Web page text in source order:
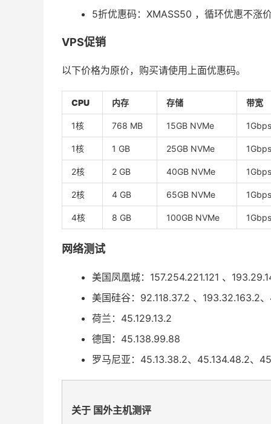
5折优惠码：XMASS50 ，循环优惠不涨
VPS促销
以下价格为原价，购买请使用上面优惠码。
CPU 内存 存储 带宽
1核 768 MB 15GB NVMe
1核 1 GB 25GB NVMe
2核 2 GB 40GB NVMe
2核 4 GB 65GB NVMe
4核 8 GB 100GB NVMe
网络测试
美国凤凰城：157.254.221.121 、
美国硅谷：92.118.37.2 、193.32.163.2
荷兰：45.129.13.2
德国：45.138.99.88
罗马尼亚：45.13.38.2、45.134.48.2、
关于 国外主机测评